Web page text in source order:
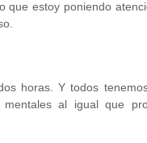
estoy poniendo
horas. Y todos
al igual que